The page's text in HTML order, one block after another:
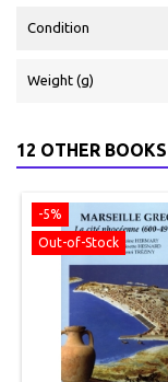
Condition
Weight (g)
12 OTHER
-5%
Out-of-Stock